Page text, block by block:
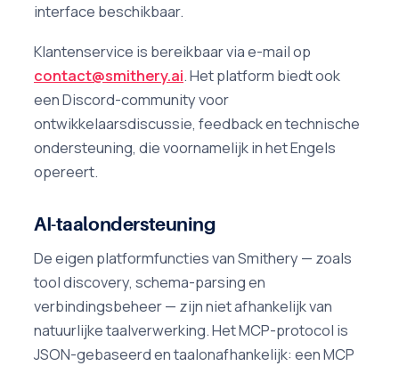
interface beschikbaar.
Klantenservice is bereikbaar via e-mail op
contact@smithery.ai. Het platform biedt ook
een Discord-community voor
ontwikkelaarsdiscussie, feedback en technische
ondersteuning, die voornamelijk in het Engels
opereert.
AI-taalondersteuning
De eigen platformfuncties van Smithery — zoals
tool discovery, schema-parsing en
verbindingsbeheer — zijn niet afhankelijk van
natuurlijke taalverwerking. Het MCP-protocol is
JSON-gebaseerd en taalonafhankelijk: een MCP